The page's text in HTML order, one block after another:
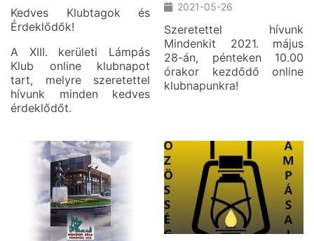
Kedves Klubtagok és
Érdeklődők!
A XIII. kerületi Lámpás
Klub online klubnapot
tart, melyre szeretettel
hívunk minden kedves
érdeklődőt.
2021-05-26
Szeretettel hívunk
Mindenkit 2021. május
28-án, pénteken 10.00
órakor kezdődő online
klubnapunkra!